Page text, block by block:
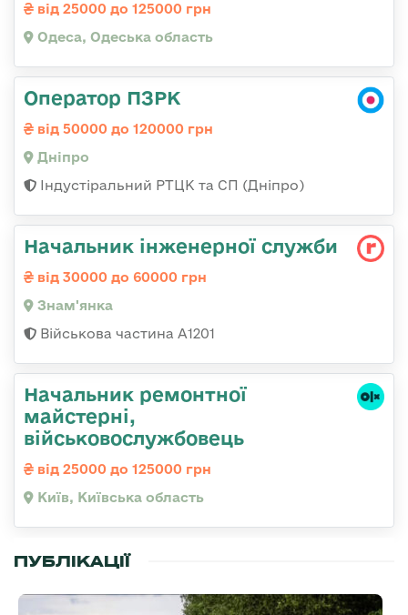
від 25000 до 125000 грн
Одеса, Одеська область
Оператор ПЗРК
від 50000 до 120000 грн
Дніпро
Індустіральний РТЦК та СП (Дніпро)
Начальник інженерної служби
від 30000 до 60000 грн
Знам'янка
Військова частина А1201
Начальник ремонтної
майстерні,
військовослужбовець
від 25000 до 125000 грн
Київ, Київська область
ПУБЛІКАЦІЇ